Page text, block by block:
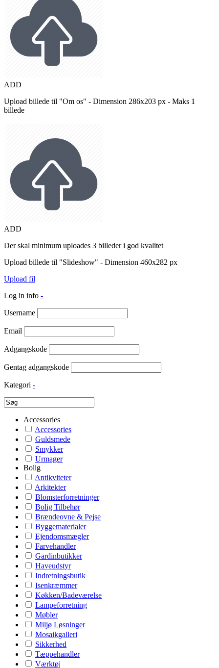
ADD
Upload billede til "Om os" - Dimension 286x203 px - Maks 1
billede
ADD
Der skal minimum uploades 3 billeder i god kvalitet
Upload billede til "Slideshow" - Dimension 460x282 px
Upload fil
Log in info -
Username
Email
Adgangskode
Gentag adgangskode
Kategori -
Accessories
Accessories
Guldsmede
Smykker
Urmager
Bolig
Antikviteter
Arkitekter
Blomsterforretninger
Bolig Tilbehør
Brændeovne & Pejse
Byggematerialer
Ejendomsmægler
Farvehandler
Gardinbutikker
Haveudstyr
Indretningsbutik
Isenkræmmer
Køkken/Badeværelse
Lampeforretning
Møbler
Miljø Løsninger
Mosaikgalleri
Sikkerhed
Tæppehandler
Værktøj